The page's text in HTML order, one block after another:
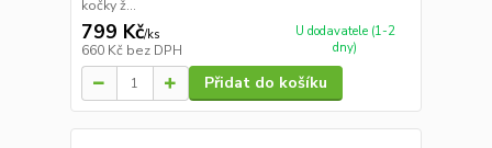
kočky ž...
799 Kč/ks
660 Kč bez DPH
U dodavatele (1-2
dny)
Přidat do košíku